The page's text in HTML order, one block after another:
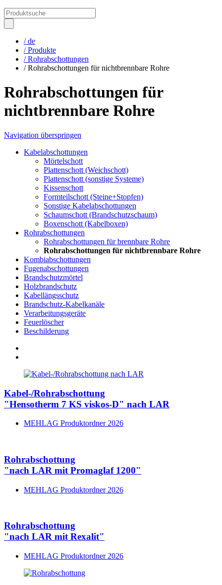
/ de
/ Produkte
/ Rohrabschottungen
/ Rohrabschottungen für nichtbrennbare Rohre
Rohrabschottungen für
nichtbrennbare Rohre
Navigation überspringen
Kabelabschottungen
Mörtelschott
Plattenschott (Weichschott)
Plattenschott (sonstige Systeme)
Kissenschott
Formteilschott (Steine+Stopfen)
Sonstige Kabelabschottungen
Schaumschott (Brandschutzschaum)
Boxenschott (Kabelboxen)
Rohrabschottungen
Rohrabschottungen für brennbare Rohre
Rohrabschottungen für nichtbrennbare Rohre
Kombiabschottungen
Fugenabschottungen
Brandschutzmörtel
Holzbrandschutz
Kabellängsschutz
Brandschutz-Kabelkanäle
Verarbeitungsgeräte
Feuerlöscher
Beschilderung
Kabel-/Rohrabschottung
"Hensotherm 7 KS viskos-D" nach LAR
MEHLAG Produktordner 2026
Rohrabschottung
"nach LAR mit Promaglaf 1200"
MEHLAG Produktordner 2026
Rohrabschottung
"nach LAR mit Rexalit"
MEHLAG Produktordner 2026